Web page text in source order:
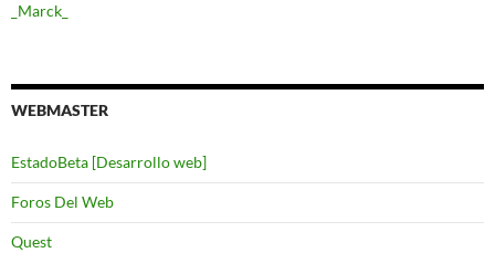
_Marck_
WEBMASTER
EstadoBeta [Desarrollo web]
Foros Del Web
Quest